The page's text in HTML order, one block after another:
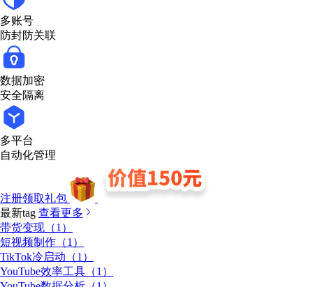
多账号
防封防关联
数据加密
安全隔离
多平台
自动化管理
注册领取礼包
最新tag 查看更多
带货变现（1）
短视频制作（1）
TikTok冷启动（1）
YouTube效率工具（1）